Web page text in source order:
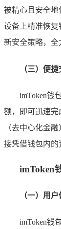
被精心且安全
设备上精准恢复
新安全策略，全
（三）便捷
imToken钱
额，即可迅速完
（去中心化金
接凭借钱包内的
imToken
（一）用
imToken钱